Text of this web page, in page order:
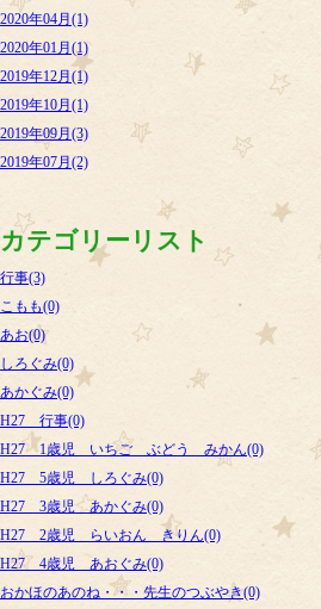
2020年04月(1)
2020年01月(1)
2019年12月(1)
2019年10月(1)
2019年09月(3)
2019年07月(2)
カテゴリーリスト
行事(3)
こもも(0)
あお(0)
しろぐみ(0)
あかぐみ(0)
H27 行事(0)
H27 1歳児 いちご ぶどう みかん(0)
H27 5歳児 しろぐみ(0)
H27 3歳児 あかぐみ(0)
H27 2歳児 らいおん きりん(0)
H27 4歳児 あおぐみ(0)
おかほのあのね・・・先生のつぶやき(0)